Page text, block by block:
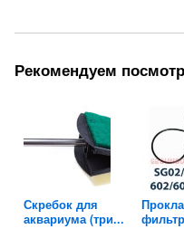
Рекомендуем
Скребок для
аквариума (три...